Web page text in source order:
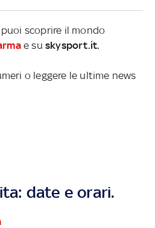
scoprire il mondo
e suskysport.it.
o leggere le ultime news
date e orari.